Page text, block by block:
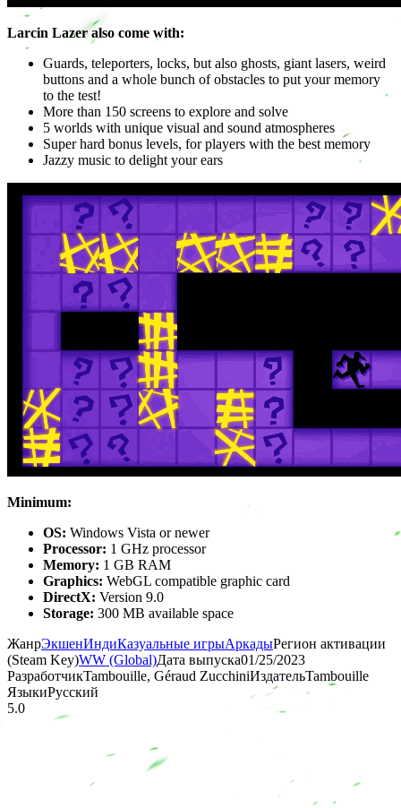
Larcin Lazer also come with:
Guards, teleporters, locks, but also ghosts, giant lasers, weird
buttons and a whole bunch of obstacles to put your memory
to the test!
More than 150 screens to explore and solve
5 worlds with unique visual and sound atmospheres
Super hard bonus levels, for players with the best memory
Jazzy music to delight your ears
Minimum:
OS: Windows Vista or newer
Processor: 1 GHz processor
Memory: 1 GB RAM
Graphics: WebGL compatible graphic card
DirectX: Version 9.0
Storage: 300 MB available space
ЖанрЭкшенИндиКазуальные игрыАркадыРегион активации
(Steam Key)WW (Global)Дата выпуска01/25/2023
РазработчикTambouille, Géraud ZucchiniИздательTambouille
ЯзыкиРусский
5.0